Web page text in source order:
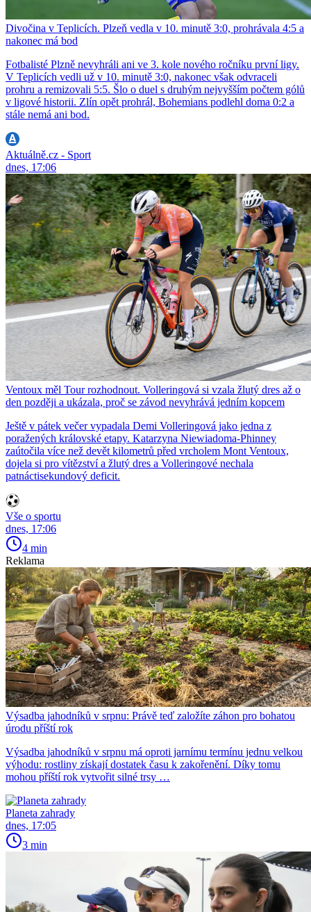
Divočina v Teplicích. Plzeň vedla v 10. minutě 3:0, prohrávala 4:5 a
nakonec má bod
Fotbalisté Plzně nevyhráli ani ve 3. kole nového ročníku první ligy.
V Teplicích vedli už v 10. minutě 3:0, nakonec však odvraceli
prohru a remizovali 5:5. Šlo o duel s druhým nejvyšším počtem gólů
v ligové historii. Zlín opět prohrál, Bohemians podlehl doma 0:2 a
stále nemá ani bod.
Aktuálně.cz - Sport
dnes, 17:06
Ventoux měl Tour rozhodnout. Volleringová si vzala žlutý dres až o
den později a ukázala, proč se závod nevyhrává jedním kopcem
Ještě v pátek večer vypadala Demi Volleringová jako jedna z
poražených královské etapy. Katarzyna Niewiadoma-Phinney
zaútočila více než devět kilometrů před vrcholem Mont Ventoux,
dojela si pro vítězství a žlutý dres a Volleringové nechala
patnáctisekundový deficit.
Vše o sportu
dnes, 17:06
4 min
Reklama
Výsadba jahodníků v srpnu: Právě teď založíte záhon pro bohatou
úrodu příští rok
Výsadba jahodníků v srpnu má oproti jarnímu termínu jednu velkou
výhodu: rostliny získají dostatek času k zakořenění. Díky tomu
mohou příští rok vytvořit silné trsy …
Planeta zahrady
dnes, 17:05
3 min